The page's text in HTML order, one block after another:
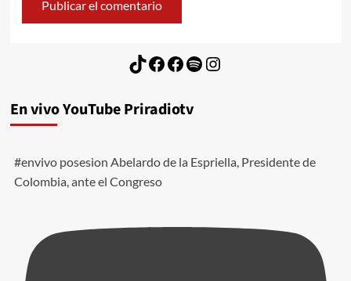
TikTok
Facebook
Facebook
Spotify
Instagram
En vivo YouTube Priradiotv
#envivo posesion Abelardo de la Espriella, Presidente de
Colombia, ante el Congreso